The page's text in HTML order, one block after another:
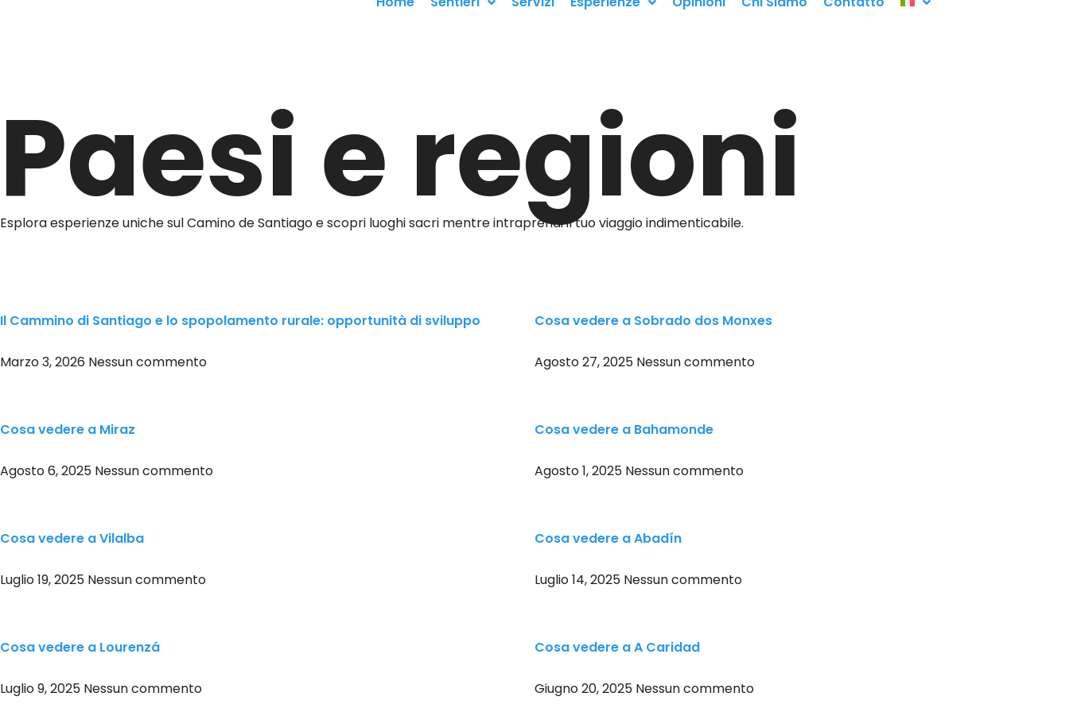
Paesi e regioni
Esplora esperienze uniche sul Camino de Santiago e scopri luoghi sacri mentre intraprendi il tuo viaggio indimenticabile.
Il Cammino di Santiago e lo spopolamento rurale: opportunità di sviluppo
Marzo 3, 2026 Nessun commento
Cosa vedere a Sobrado dos Monxes
Agosto 27, 2025 Nessun commento
Cosa vedere a Miraz
Agosto 6, 2025 Nessun commento
Cosa vedere a Bahamonde
Agosto 1, 2025 Nessun commento
Cosa vedere a Vilalba
Luglio 19, 2025 Nessun commento
Cosa vedere a Abadín
Luglio 14, 2025 Nessun commento
Cosa vedere a Lourenzá
Luglio 9, 2025 Nessun commento
Cosa vedere a A Caridad
Giugno 20, 2025 Nessun commento